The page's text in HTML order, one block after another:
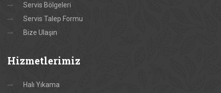
Servis Bölgeleri
Servis Talep Formu
Bize Ulaşın
Hizmetlerimiz
Halı Yıkama